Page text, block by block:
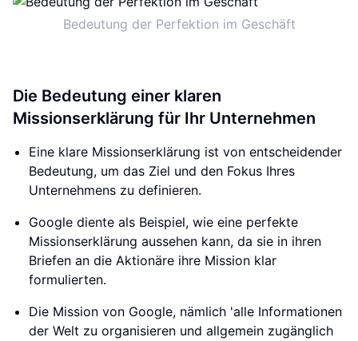
Bedeutung der Perfektion im Geschäft
Die Bedeutung einer klaren
Missionserklärung für Ihr Unternehmen
Eine klare Missionserklärung ist von entscheidender
Bedeutung, um das Ziel und den Fokus Ihres
Unternehmens zu definieren.
Google diente als Beispiel, wie eine perfekte
Missionserklärung aussehen kann, da sie in ihren
Briefen an die Aktionäre ihre Mission klar
formulierten.
Die Mission von Google, nämlich 'alle Informationen
der Welt zu organisieren und allgemein zugänglich